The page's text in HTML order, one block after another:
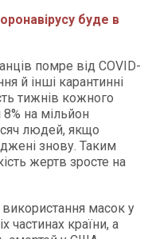
буде в
помре від COVID-
й інші карантинні
тижнів кожного
8% на мільйон
людей, якщо
знову. Таким
жертв зросте на
масок у
частинах країни, а